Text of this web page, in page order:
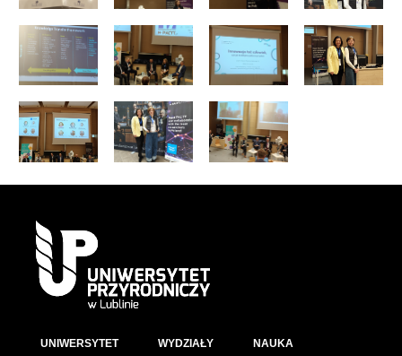
UNIWERSYTET WYDZIAŁY
NAUKA